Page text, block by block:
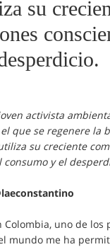
su
activista
que se regenere la
su creciente
y el
Colombia, uno de
mundo me ha